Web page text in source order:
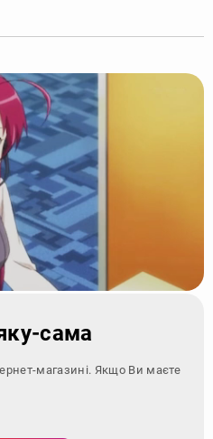
сама
магазині. Якщо Ви маєте